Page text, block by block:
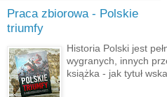
Praca zbiorowa - Polskie
triumfy
Historia Polski jest
wygranych, innych
książka - jak tytuł